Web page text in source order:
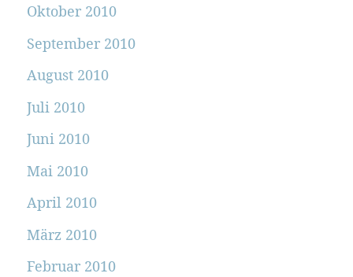
Oktober 2010
September 2010
August 2010
Juli 2010
Juni 2010
Mai 2010
April 2010
März 2010
Februar 2010